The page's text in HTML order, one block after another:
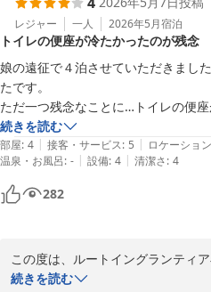
るよう、今後のご案内方法の工夫
意見をいただき、ありがとうござい
日帰り入浴も営業しております。
小松市へお越しの際に、ぜひお立ち
またのご利用お待ちしております。
陳
小松天然温泉ルートイングランティ
2026-07-22
レジャー 一人 2026年5月宿泊
トイレの便座が冷たかったのが残念
娘の遠征で４泊させていただきまし
たです。
ただ一つ残念なことに…トイレの便
か？座るたびにヒヤッとしました。
適に過ごせました。
続きを読む
部屋: 4 | 接客・サービス: 5 | ロケーション
温泉・お風呂: - | 設備: 4 | 清潔さ: 4
282
この度は、ルートイングランティ
して、誠にありがとうございます。
続きを読む